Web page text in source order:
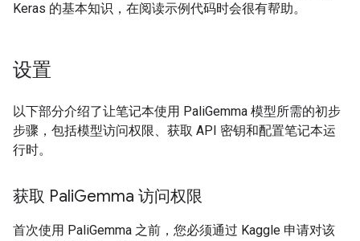
Keras 的基本知识，在阅读示例代码时会很有帮助。
设置
以下部分介绍了让笔记本使用 PaliGemma 模型所需的初步
步骤，包括模型访问权限、获取 API 密钥和配置笔记本运
行时。
获取 PaliGemma 访问权限
首次使用 PaliGemma 之前，您必须通过 Kaggle 申请对该